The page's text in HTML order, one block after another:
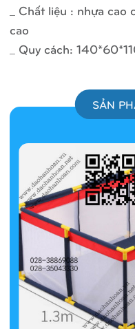
_ Chất liệu : nhựa
cao
_ Quy cách:
SẢN